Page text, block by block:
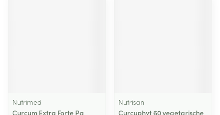
Nutrimed
Curcum Extra Forte Pq
Nutrisan
Curcuphyt 60 vegetarische